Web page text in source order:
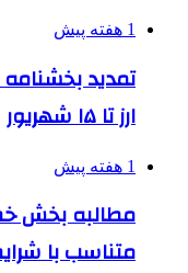
1 هفته پیش
تمدید
ارز تا ۱۵ شهریور
1 هفته پیش
مطالبه بخش
متناسب با